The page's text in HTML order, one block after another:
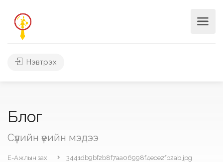
Нэвтрэх
Блог
Сүүлийн үеийн мэдээ
Е-Ажлын зах 3441db9bf2b8f7aa06998f4ece2fb2ab.jpg